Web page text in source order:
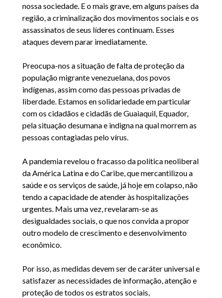
nossa sociedade. E o mais grave, em alguns países da
região, a criminalização dos movimentos sociais e os
assassinatos de seus líderes continuam. Esses
ataques devem parar imediatamente.
Preocupa-nos a situação de falta de proteção da
população migrante venezuelana, dos povos
indígenas, assim como das pessoas privadas de
liberdade. Estamos en solidariedade em particular
com os cidadãos e cidadãs de Guaiaquil, Equador,
pela situação desumana e indigna na qual morrem as
pessoas contagiadas pelo vírus.
A pandemia revelou o fracasso da política neoliberal
da América Latina e do Caribe, que mercantilizou a
saúde e os serviços de saúde, já hoje em colapso, não
tendo a capacidade de atender às hospitalizações
urgentes. Mais uma vez, revelaram-se as
desigualdades sociais, o que nos convida a propor
outro modelo de crescimento e desenvolvimento
econômico.
Por isso, as medidas devem ser de caráter universal e
satisfazer as necessidades de informação, atenção e
proteção de todos os estratos sociais,